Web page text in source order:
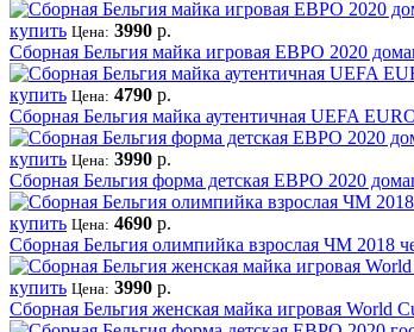
купить Цена: 3990 р.
Сборная Бельгия майка игровая ЕВРО 2020
купить Цена: 4790 р.
Сборная Бельгия майка аутентичная UEFA
купить Цена: 3990 р.
Сборная Бельгия форма детская ЕВРО 2020
купить Цена: 4690 р.
Сборная Бельгия олимпийка взрослая ЧМ 2018
купить Цена: 3990 р.
Сборная Бельгия женская майка игровая World